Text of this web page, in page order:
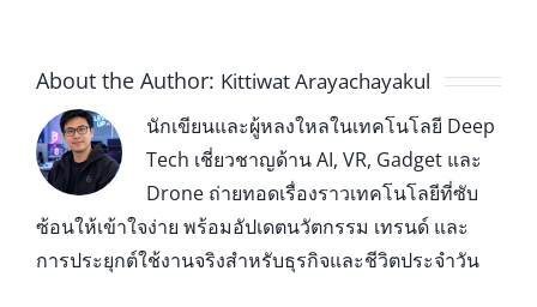
About the Author: Kittiwat Arayachayakul
นักเขียนและผู้หลงใหลในเทคโนโลยี Deep
Tech เชี่ยวชาญด้าน AI, VR, Gadget และ
Drone ถ่ายทอดเรื่องราวเทคโนโลยีที่ซับ
ซ้อนให้เข้าใจง่าย พร้อมอัปเดตนวัตกรรม เทรนด์ และ
การประยุกต์ใช้งานจริงสำหรับธุรกิจและชีวิตประจำวัน